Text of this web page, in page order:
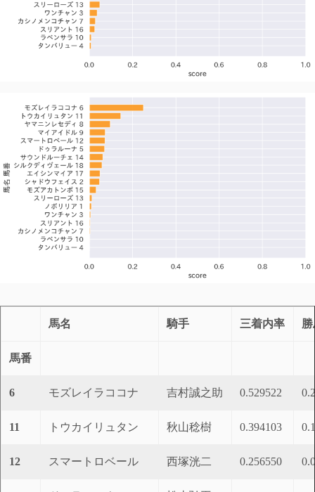
馬名 騎手 三着内率
馬番
6 モズレイラココナ 吉村誠之助 0.529522
11 トウカイリュタン 秋山稔樹 0.394103
12 スマートロベール 西塚洸二 0.256550